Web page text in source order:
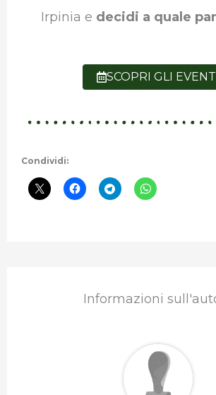
Irpinia e decidi a quale
SCOPRI GLI EVENTI
Condividi:
Informazioni